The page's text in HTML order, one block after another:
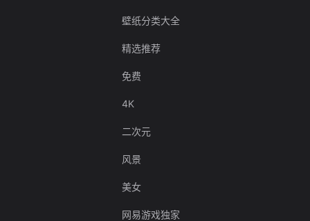
壁纸分类大全
精选推荐
免费
4K
二次元
风景
美女
网易游戏独家